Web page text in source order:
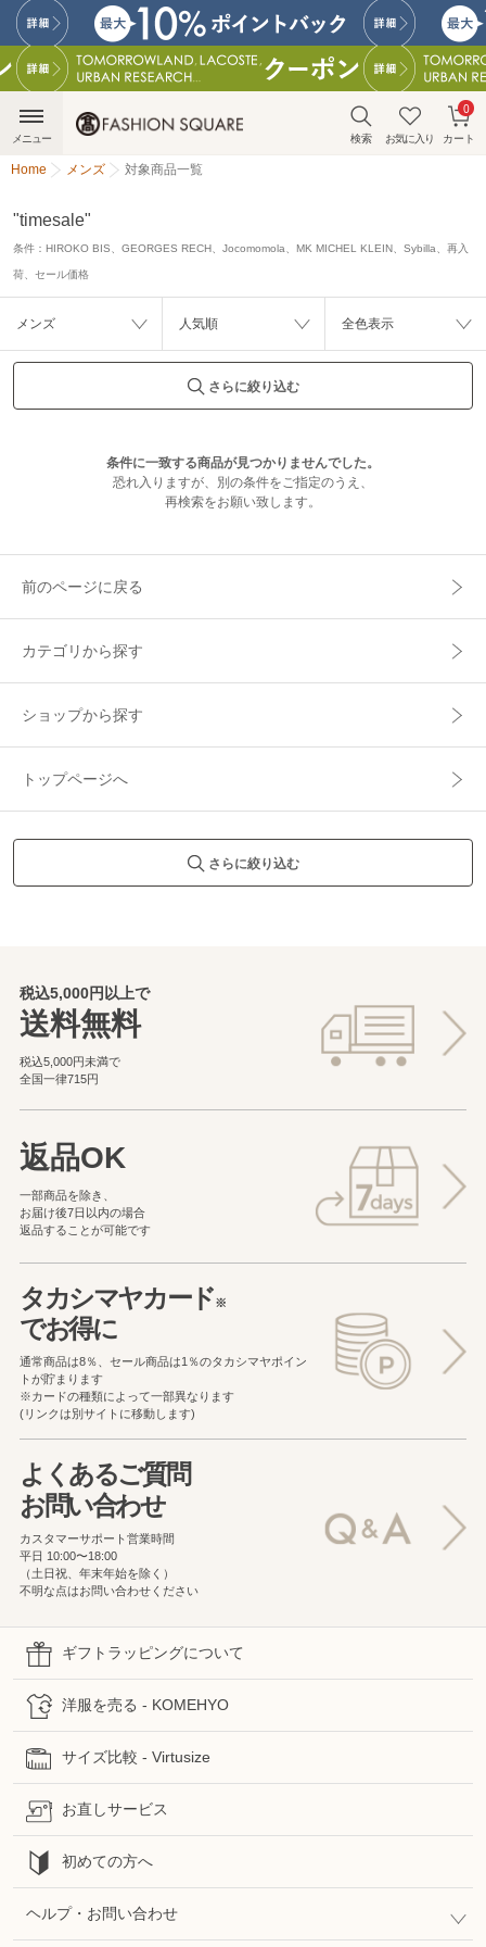
検索 お気に入り カート
0
メニュー
Home メンズ 対象商品一覧
"timesale"
条件： HIROKO BIS、GEORGES RECH、Jocomomola、MK MICHEL KLEIN、Sybilla、再入
荷、セール価格
メンズ 人気順 全色表示
さらに絞り込む
条件に一致する商品が見つかりませんでした。
恐れ入りますが、別の条件をご指定のうえ、
再検索をお願い致します。
前のページに戻る
カテゴリから探す
ショップから探す
トップページへ
さらに絞り込む
税込5,000円以上で
送料無料
税込5,000円未満で
全国一律715円
返品OK
一部商品を除き、
お届け後7日以内の場合
返品することが可能です
タカシマヤカード※
でお得に
通常商品は8％、セール商品は1％のタカシマヤポイン
トが貯まります
※カードの種類によって一部異なります
(リンクは別サイトに移動します)
よくあるご質問
お問い合わせ
カスタマーサポート営業時間
平日 10:00〜18:00
（土日祝、年末年始を除く）
不明な点はお問い合わせください
ギフトラッピングについて
洋服を売る - KOMEHYO
サイズ比較 - Virtusize
お直しサービス
初めての方へ
ヘルプ・お問い合わせ